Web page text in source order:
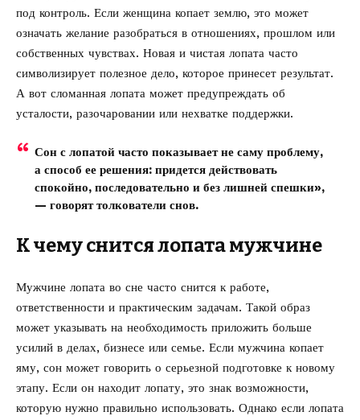
под контроль. Если женщина копает землю, это может
означать желание разобраться в отношениях, прошлом или
собственных чувствах. Новая и чистая лопата часто
символизирует полезное дело, которое принесет результат.
А вот сломанная лопата может предупреждать об
усталости, разочаровании или нехватке поддержки.
Сон с лопатой часто показывает не саму проблему,
а способ ее решения: придется действовать
спокойно, последовательно и без лишней спешки»,
— говорят толкователи снов.
К чему снится лопата мужчине
Мужчине лопата во сне часто снится к работе,
ответственности и практическим задачам. Такой образ
может указывать на необходимость приложить больше
усилий в делах, бизнесе или семье. Если мужчина копает
яму, сон может говорить о серьезной подготовке к новому
этапу. Если он находит лопату, это знак возможности,
которую нужно правильно использовать. Однако если лопата